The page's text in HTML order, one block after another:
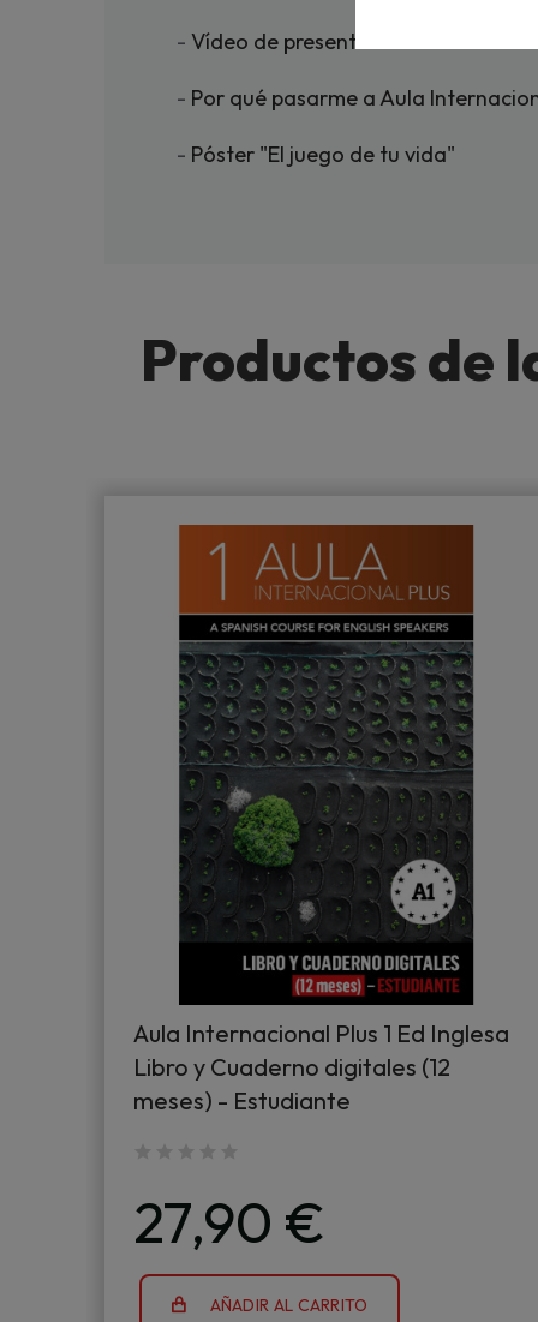
- Vídeo de presentación
- Por qué pasarme a Aula
- Póster "El juego de tu vida"
Productos de
Aula Internacional Plus 1 Ed Inglesa
Libro y Cuaderno digitales (12
meses) - Estudiante
27,90 €
AÑADIR AL CARRITO